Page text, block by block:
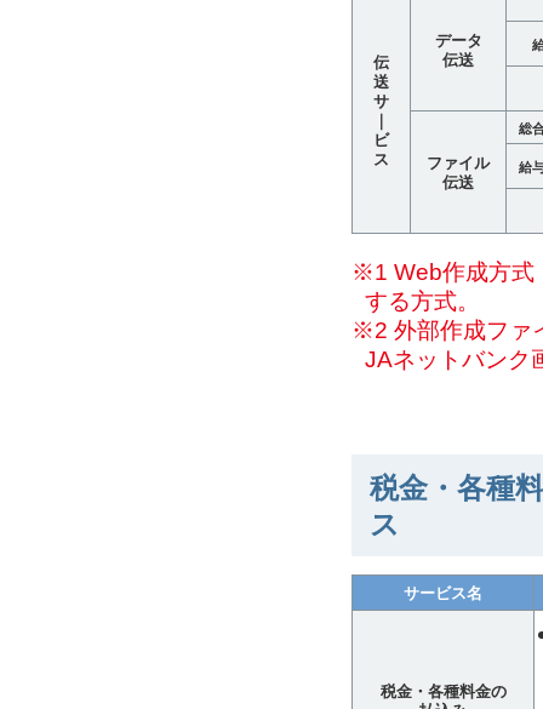
伝
送
サ
ビ
ス
データ
伝送
ファイル
伝送
総
給
※1 Web作成方式
する方式。
※2 外部作成ファ
JAネットバンク
税金・各種
ス
サービス名
税金・各種料金の